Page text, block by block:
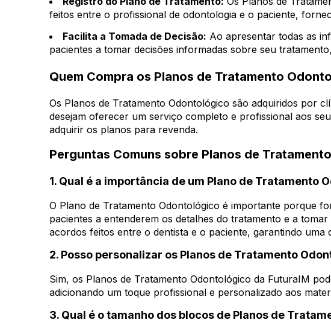
feitos entre o profissional de odontologia e o paciente,
Facilita a Tomada de Decisão: Ao apresentar todas as
pacientes a tomar decisões informadas sobre seu
Quem Compra os Planos de Tratamento
Os Planos de Tratamento Odontológico são adquiridos por
desejam oferecer um serviço completo e profissional aos
adquirir os planos para revenda.
Perguntas Comuns sobre Planos de
1. Qual é a importância de um Plano de Tratamento
O Plano de Tratamento Odontológico é importante porque
pacientes a entenderem os detalhes do tratamento e a
acordos feitos entre o dentista e o paciente, garantindo
2. Posso personalizar os Planos de Tratamento
Sim, os Planos de Tratamento Odontológico da FuturaIM
adicionando um toque profissional e personalizado aos
3. Qual é o tamanho dos blocos de Planos de